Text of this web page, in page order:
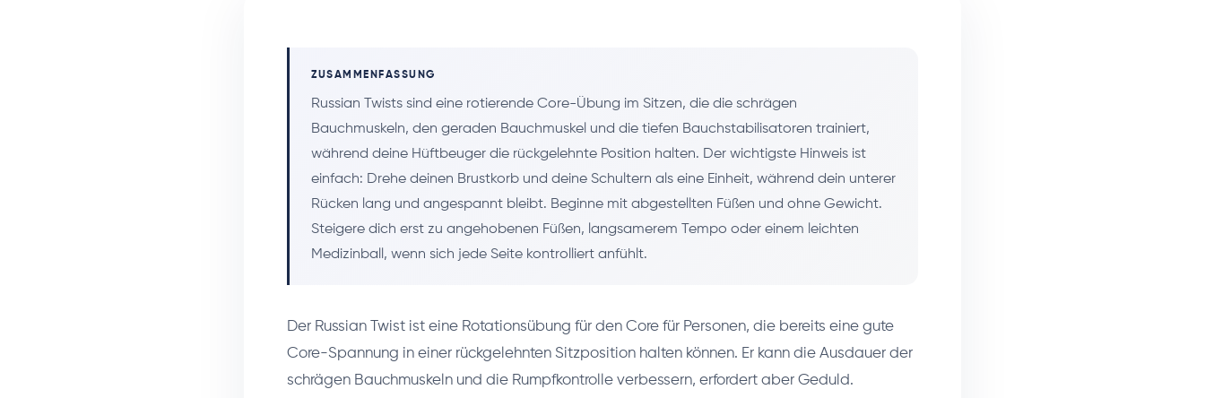
ZUSAMMENFASSUNG
Russian Twists sind eine rotierende Core-Übung im Sitzen, die die schrägen
Bauchmuskeln, den geraden Bauchmuskel und die tiefen Bauchstabilisatoren trainiert,
während deine Hüftbeuger die rückgelehnte Position halten. Der wichtigste Hinweis ist
einfach: Drehe deinen Brustkorb und deine Schultern als eine Einheit, während dein unterer
Rücken lang und angespannt bleibt. Beginne mit abgestellten Füßen und ohne Gewicht.
Steigere dich erst zu angehobenen Füßen, langsamerem Tempo oder einem leichten
Medizinball, wenn sich jede Seite kontrolliert anfühlt.
Der Russian Twist ist eine Rotationsübung für den Core für Personen, die bereits eine gute
Core-Spannung in einer rückgelehnten Sitzposition halten können. Er kann die Ausdauer der
schrägen Bauchmuskeln und die Rumpfkontrolle verbessern, erfordert aber Geduld.